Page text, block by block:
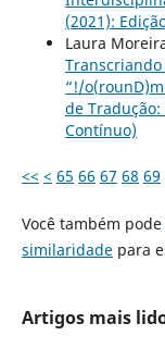
(2021):
Laura
“!/
de Tradução:
Contínuo)
<< < 65 66 67 68 69
Você também pode
similaridadepara
Artigos mais